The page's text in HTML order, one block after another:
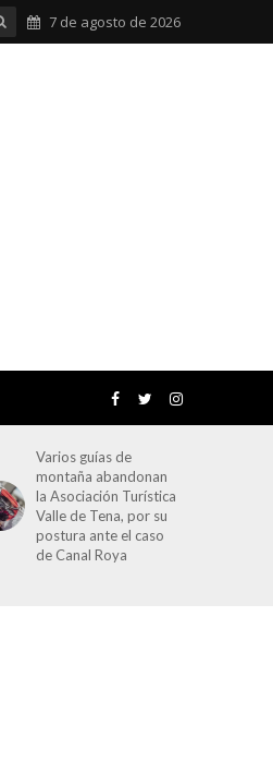
7 de agosto de 2026
Varios guías de
montaña abandonan
la Asociación Turística
Valle de Tena, por su
postura ante el caso
de Canal Roya